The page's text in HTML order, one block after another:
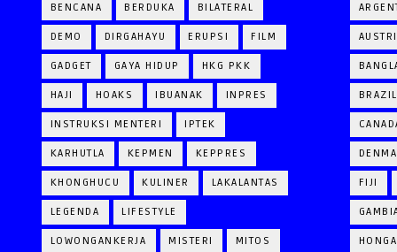
BENCANA BERDUKA BILATERAL
DEMO DIRGAHAYU ERUPSI FILM
GADGET GAYA HIDUP HKG PKK
HAJI HOAKS IBUANAK INPRES
INSTRUKSI MENTERI IPTEK
KARHUTLA KEPMEN KEPPRES
KHONGHUCU KULINER LAKALANTAS
LEGENDA LIFESTYLE
LOWONGANKERJA MISTERI MITOS
BRAZIL
FIJI